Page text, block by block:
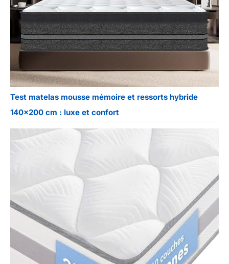
Test matelas mousse mémoire et ressorts hybride
140×200 cm : luxe et confort